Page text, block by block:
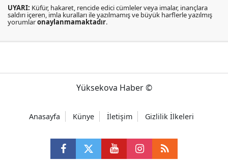
UYARI: Küfür, hakaret, rencide edici cümleler veya imalar, inançlara
saldırı içeren, imla kuralları ile yazılmamış ve büyük harflerle yazılmış
yorumlaronaylanmamaktadır.
Yüksekova Haber ©
Anasayfa Künye İletişim Gizlilik İlkeleri